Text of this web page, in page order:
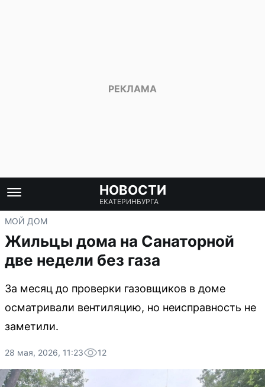
НОВОСТИ
ЕКАТЕРИНБУРГА
МОЙ ДОМ
Жильцы дома на Санаторной
две недели без газа
За месяц до проверки газовщиков в доме
осматривали вентиляцию, но неисправность не
заметили.
28 мая, 2026, 11:23 12